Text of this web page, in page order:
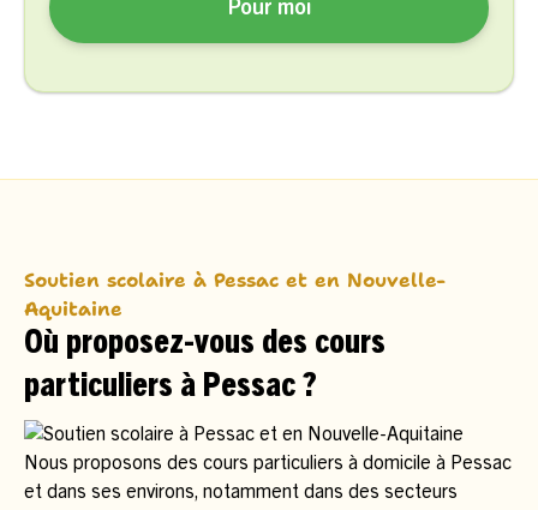
Pour moi
Soutien scolaire à Pessac et en Nouvelle-
Aquitaine
Où proposez-vous des cours
particuliers à Pessac ?
Nous proposons des cours particuliers à domicile à Pessac
et dans ses environs, notamment dans des secteurs